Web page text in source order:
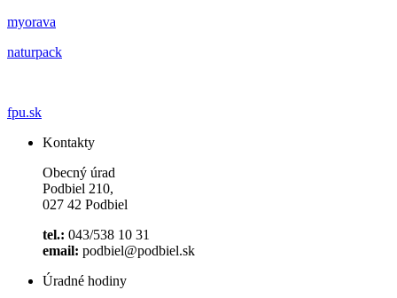
myorava
naturpack
fpu.sk
Kontakty
Obecný úrad
Podbiel 210,
027 42 Podbiel
tel.: 043/538 10 31
email: podbiel@podbiel.sk
Úradné hodiny